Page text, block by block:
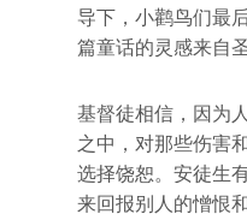
导下，小鹳鸟们最
篇童话的灵感来自
基督徒相信，因为
之中，对那些伤害
选择饶恕。安徒生
来回报别人的憎恨